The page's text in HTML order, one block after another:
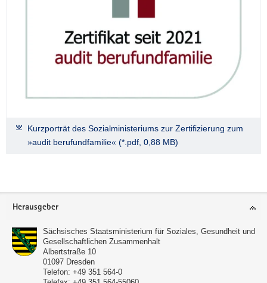
Kurzporträt des Sozialministeriums zur Zertifizierung zum
»audit berufundfamilie« (*.pdf, 0,88 MB)
Footer-
Herausgeber
Sächsisches Staatsministerium für Soziales, Gesundheit und
Gesellschaftlichen Zusammenhalt
Albertstraße 10
01097 Dresden
Telefon: +49 351 564-0